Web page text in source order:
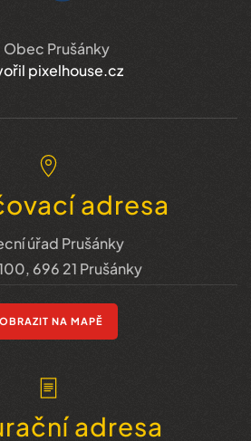
Prušánky
pixelhouse.cz
adresa
úřad Prušánky
696 21 Prušánky
NA MAPĚ
adresa